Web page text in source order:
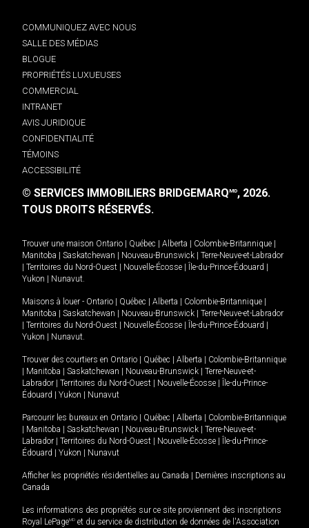
COMMUNIQUEZ AVEC NOUS
SALLE DES MÉDIAS
BLOGUE
PROPRIÉTÉS LUXUEUSES
COMMERCIAL
INTRANET
AVIS JURIDIQUE
CONFIDENTIALITÉ
TÉMOINS
ACCESSIBILITÉ
© SERVICES IMMOBILIERS BRIDGEMARQMD, 2026.
TOUS DROITS RÉSERVÉS.
Trouver une maison Ontario Québec Alberta Colombie-Britannique
Manitoba
Saskatchewan Nouveau-Brunswick
Terre-Neuve-et-Labrador
Territoires du Nord-Ouest Nouvelle-Écosse Île-du-Prince-Édouard
Yukon
Nunavut.
Maisons à louer - Ontario Québec Alberta Colombie-Britannique
Manitoba
Saskatchewan Nouveau-Brunswick
Terre-Neuve-et-Labrador
Territoires du Nord-Ouest Nouvelle-Écosse Île-du-Prince-Édouard
Yukon
Nunavut.
Trouver des courtiers en Ontario Québec Alberta
Colombie-Britannique
Manitoba Saskatchewan Nouveau-Brunswick
Terre-Neuve-et-
Labrador
Territoires du Nord-Ouest Nouvelle-Écosse
Île-du-Prince-
Édouard
Yukon Nunavut
Parcourir les bureaux en Ontario Québec Alberta
Colombie-Britannique
Manitoba Saskatchewan Nouveau-Brunswick
Terre-Neuve-et-
Labrador
Territoires du Nord-Ouest Nouvelle-Écosse
Île-du-Prince-
Édouard
Yukon Nunavut
Afficher les propriétés résidentielles au Canada
Dernières inscriptions au
Canada
Les informations des propriétés sur ce site proviennent des inscriptions
Royal LePageMD et du service de distribution de données de l'Association